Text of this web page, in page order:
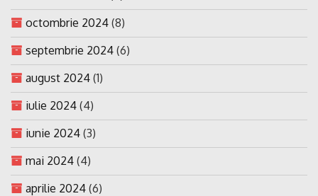
octombrie 2024 (8)
septembrie 2024 (6)
august 2024 (1)
iulie 2024 (4)
iunie 2024 (3)
mai 2024 (4)
aprilie 2024 (6)